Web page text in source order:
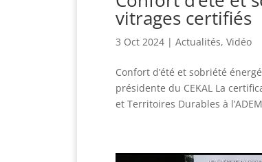
vitrages certifiés
3 Oct 2024 | Actualités, Vidéo
Confort d’été et sobriété
présidente du CEKAL La
et Territoires Durables à